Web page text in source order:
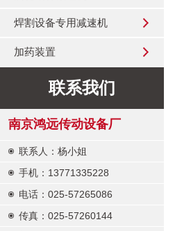
焊割设备专用减速机
加药装置
联系我们
南京鸿远传动设备厂
联系人：杨小姐
手机：13771335228
电话：025-57265086
传真：025-57260144